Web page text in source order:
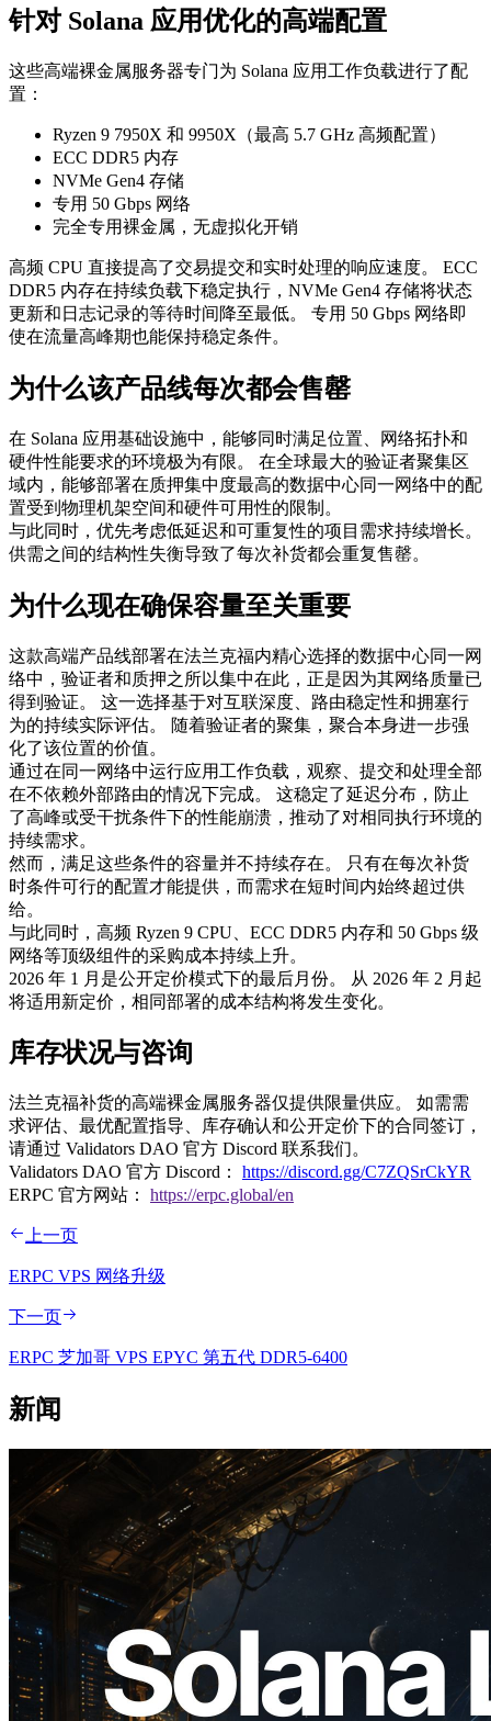
针对 Solana 应用优化的高端配置
这些高端裸金属服务器专门为 Solana 应用工作负载进行了配
置：
Ryzen 9 7950X 和 9950X（最高 5.7 GHz 高频配置）
ECC DDR5 内存
NVMe Gen4 存储
专用 50 Gbps 网络
完全专用裸金属，无虚拟化开销
高频 CPU 直接提高了交易提交和实时处理的响应速度。 ECC
DDR5 内存在持续负载下稳定执行，NVMe Gen4 存储将状态
更新和日志记录的等待时间降至最低。 专用 50 Gbps 网络即
使在流量高峰期也能保持稳定条件。
为什么该产品线每次都会售罄
在 Solana 应用基础设施中，能够同时满足位置、网络拓扑和
硬件性能要求的环境极为有限。 在全球最大的验证者聚集区
域内，能够部署在质押集中度最高的数据中心同一网络中的配
置受到物理机架空间和硬件可用性的限制。
与此同时，优先考虑低延迟和可重复性的项目需求持续增长。
供需之间的结构性失衡导致了每次补货都会重复售罄。
为什么现在确保容量至关重要
这款高端产品线部署在法兰克福内精心选择的数据中心同一网
络中，验证者和质押之所以集中在此，正是因为其网络质量已
得到验证。 这一选择基于对互联深度、路由稳定性和拥塞行
为的持续实际评估。 随着验证者的聚集，聚合本身进一步强
化了该位置的价值。
通过在同一网络中运行应用工作负载，观察、提交和处理全部
在不依赖外部路由的情况下完成。 这稳定了延迟分布，防止
了高峰或受干扰条件下的性能崩溃，推动了对相同执行环境的
持续需求。
然而，满足这些条件的容量并不持续存在。 只有在每次补货
时条件可行的配置才能提供，而需求在短时间内始终超过供
给。
与此同时，高频 Ryzen 9 CPU、ECC DDR5 内存和 50 Gbps 级
网络等顶级组件的采购成本持续上升。
2026 年 1 月是公开定价模式下的最后月份。 从 2026 年 2 月起
将适用新定价，相同部署的成本结构将发生变化。
库存状况与咨询
法兰克福补货的高端裸金属服务器仅提供限量供应。 如需需
求评估、最优配置指导、库存确认和公开定价下的合同签订，
请通过 Validators DAO 官方 Discord 联系我们。
Validators DAO 官方 Discord： https://discord.gg/C7ZQSrCkYR
ERPC 官方网站： https://erpc.global/en
上一页
ERPC VPS 网络升级
下一页
ERPC 芝加哥 VPS EPYC 第五代 DDR5-6400
新闻
2026.08.05